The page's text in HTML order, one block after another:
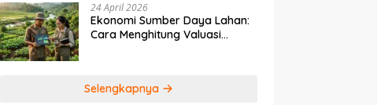
24 April 2026
Ekonomi Sumber Daya Lahan:
Cara Menghitung Valuasi
Selengkapnya